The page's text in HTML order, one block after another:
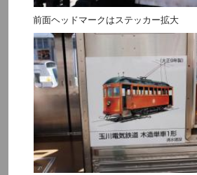
前面ヘッドマークはステッカー拡大